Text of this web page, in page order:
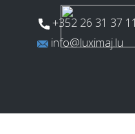
​+352 26 31 37 11
​info@luximaj.lu